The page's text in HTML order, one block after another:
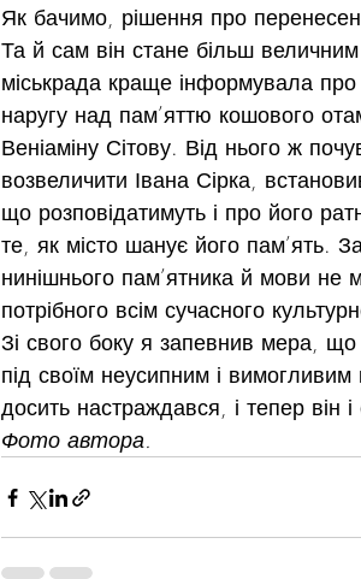
Як бачимо, рішення про
Та й сам він стане більш
міськрада краще інформувала
наругу над пам’яттю кошового
Веніаміну Сітову. Від нього ж
возвеличити Івана Сірка,
що розповідатимуть і про його
те, як місто шанує його пам’ять.
нинішнього пам’ятника й мови
потрібного всім сучасного
Зі свого боку я запевнив мера, що
під своїм неусипним і
досить настраждався, і тепер він
Фото автора.